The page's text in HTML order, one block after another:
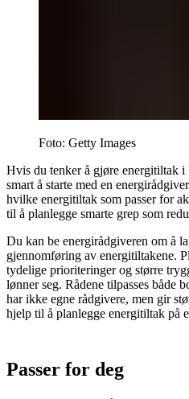
Foto: Getty Images
Hvis du tenker å gjøre energitiltak
smart å starte med en
hvilke energitiltak som passer for
til å planlegge smarte grep som
Du kan be energirådgiveren om å
gjennomføring av energitiltakene.
tydelige prioriteringer og større
lønner seg. Rådene tilpasses både
har ikke egne rådgivere, men gir
hjelp til å planlegge energitiltak på
Passer for deg